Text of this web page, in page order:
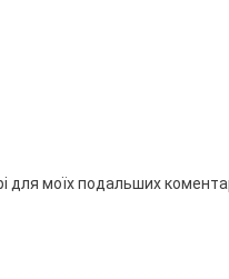
для моїх подальших